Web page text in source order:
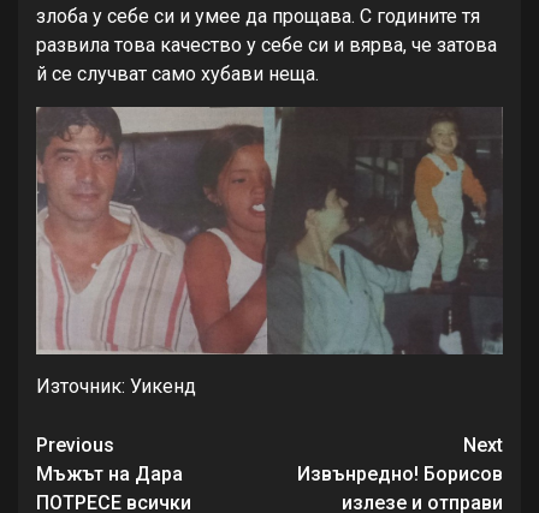
злоба у себе си и умее да прощава. С годините тя
развила това качество у себе си и вярва, че затова
й се случват само хубави неща.
Източник: Уикенд
Continue
Reading
Previous
Мъжът на Дара
ПОТРЕСЕ всички
Next
Извънредно! Борисов
излезе и отправи